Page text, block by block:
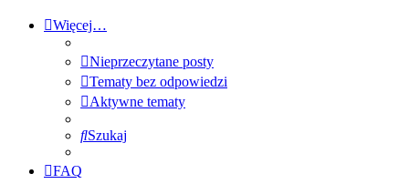
Więcej…
Nieprzeczytane posty
Tematy bez odpowiedzi
Aktywne tematy
Szukaj
FAQ